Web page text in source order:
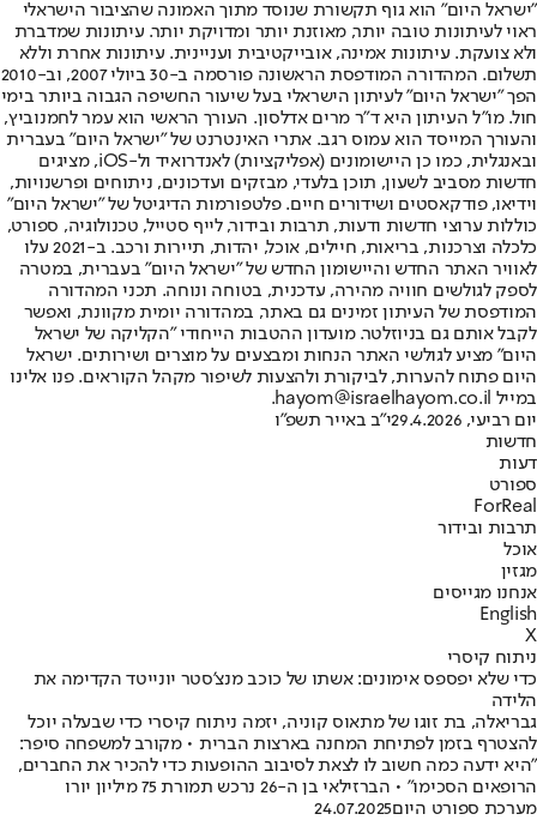
"ישראל היום" הוא גוף תקשורת שנוסד מתוך האמונה שהציבור הישראלי
ראוי לעיתונות טובה יותר, מאוזנת יותר ומדויקת יותר. עיתונות שמדברת
ולא צועקת. עיתונות אמינה, אובייקטיבית ועניינית. עיתונות אחרת וללא
תשלום. המהדורה המודפסת הראשונה פורסמה ב-30 ביולי 2007, וב-2010
הפך "ישראל היום" לעיתון הישראלי בעל שיעור החשיפה הגבוה ביותר בימי
חול. מו"ל העיתון היא ד"ר מרים אדלסון. העורך הראשי הוא עמר לחמנוביץ,
והעורך המייסד הוא עמוס רגב. אתרי האינטרנט של "ישראל היום" בעברית
ובאנגלית, כמו כן היישומונים (אפליקציות) לאנדרואיד ול-iOS, מציגים
חדשות מסביב לשעון, תוכן בלעדי, מבזקים ועדכונים, ניתוחים ופרשנויות,
וידיאו, פודקאסטים ושידורים חיים. פלטפורמות הדיגיטל של "ישראל היום"
כוללות ערוצי חדשות ודעות, תרבות ובידור, לייף סטייל, טכנולוגיה, ספורט,
כלכלה וצרכנות, בריאות, חיילים, אוכל, יהדות, תיירות ורכב. ב-2021 עלו
לאוויר האתר החדש והיישומון החדש של "ישראל היום" בעברית, במטרה
לספק לגולשים חוויה מהירה, עדכנית, בטוחה ונוחה. תכני המהדורה
המודפסת של העיתון זמינים גם באתר, במהדורה יומית מקוונת, ואפשר
לקבל אותם גם בניוזלטר. מועדון ההטבות הייחודי "הקליקה של ישראל
היום" מציע לגולשי האתר הנחות ומבצעים על מוצרים ושירותים. ישראל
היום פתוח להערות, לביקורת ולהצעות לשיפור מקהל הקוראים. פנו אלינו
במייל hayom@israelhayom.co.il.
יום רביעי, 29.4.2026
י"ב באייר תשפ"ו
חדשות
דעות
ספורט
ForReal
תרבות ובידור
אוכל
מגזין
אנחנו מגייסים
English
X
ניתוח קיסרי
כדי שלא יפספס אימונים: אשתו של כוכב מנצ'סטר יונייטד הקדימה את
הלידה
גבריאלה, בת זוגו של מתאוס קוניה, יזמה ניתוח קיסרי כדי שבעלה יוכל
להצטרף בזמן לפתיחת המחנה בארצות הברית • מקורב למשפחה סיפר:
"היא ידעה כמה חשוב לו לצאת לסיבוב ההופעות כדי להכיר את החברים,
הרופאים הסכימו" • הברזילאי בן ה-26 נרכש תמורת 75 מיליון יורו
מערכת ספורט היום24.07.2025